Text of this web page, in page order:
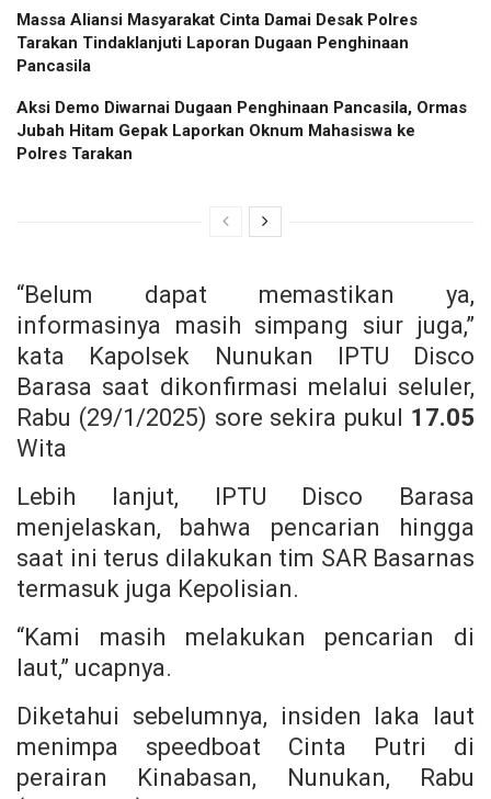
Massa Aliansi Masyarakat Cinta Damai Desak Polres
Tarakan Tindaklanjuti Laporan Dugaan Penghinaan
Pancasila
Aksi Demo Diwarnai Dugaan Penghinaan Pancasila, Ormas
Jubah Hitam Gepak Laporkan Oknum Mahasiswa ke
Polres Tarakan
“Belum dapat memastikan ya,
informasinya masih simpang siur juga,”
kata Kapolsek Nunukan IPTU Disco
Barasa saat dikonfirmasi melalui seluler,
Rabu (29/1/2025) sore sekira pukul 17.05
Wita
Lebih lanjut, IPTU Disco Barasa
menjelaskan, bahwa pencarian hingga
saat ini terus dilakukan tim SAR Basarnas
termasuk juga Kepolisian.
“Kami masih melakukan pencarian di
laut,” ucapnya.
Diketahui sebelumnya, insiden laka laut
menimpa speedboat Cinta Putri di
perairan Kinabasan, Nunukan, Rabu